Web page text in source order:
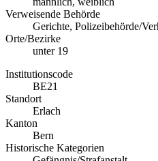
Verweisende Behörde
Gerichte, Polizeibehörde/
Orte/Bezirke
unter 19
Institutionscode
BE21
Standort
Erlach
Kanton
Bern
Historische Kategorien